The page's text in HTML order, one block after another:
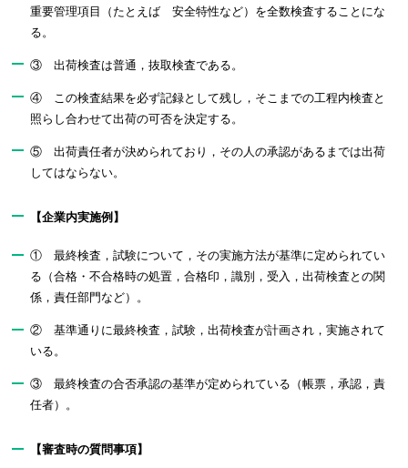
重要管理項目（たとえば 安全特性など）を全数検査することにな
る。
③ 出荷検査は普通，抜取検査である。
④ この検査結果を必ず記録として残し，そこまでの工程内検査と
照らし合わせて出荷の可否を決定する。
⑤ 出荷責任者が決められており，その人の承認があるまでは出荷
してはならない。
【企業内実施例】
① 最終検査，試験について，その実施方法が基準に定められてい
る（合格・不合格時の処置，合格印，識別，受入，出荷検査との関
係，責任部門など）。
② 基準通りに最終検査，試験，出荷検査が計画され，実施されて
いる。
③ 最終検査の合否承認の基準が定められている（帳票，承認，責
任者）。
【審査時の質問事項】